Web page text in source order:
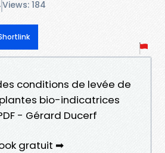
Views: 184
conditions de levée de
bio-indicatrices
- Gérard Ducerf
gratuit ➡